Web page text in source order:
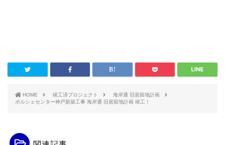
HOME 竣工済プロジェクト
海岸通 旧居留地計画
ポルシェセンター神戸新築工事 海岸通 旧居留地計画 竣工！